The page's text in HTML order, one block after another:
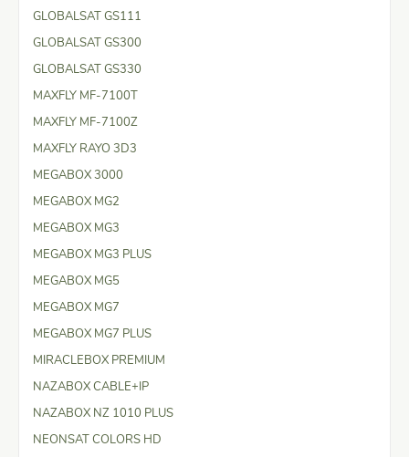
GLOBALSAT GS111
GLOBALSAT GS300
GLOBALSAT GS330
MAXFLY MF-7100T
MAXFLY MF-7100Z
MAXFLY RAYO 3D3
MEGABOX 3000
MEGABOX MG2
MEGABOX MG3
MEGABOX MG3 PLUS
MEGABOX MG5
MEGABOX MG7
MEGABOX MG7 PLUS
MIRACLEBOX PREMIUM
NAZABOX CABLE+IP
NAZABOX NZ 1010 PLUS
NEONSAT COLORS HD